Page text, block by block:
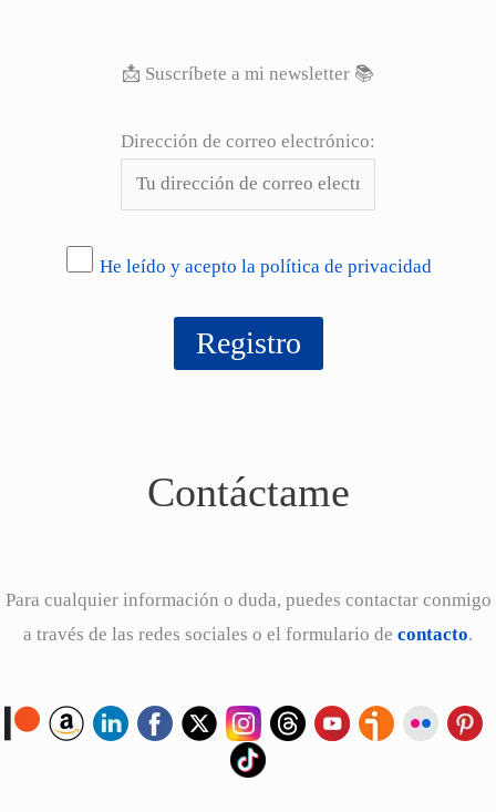
📩 Suscríbete a mi newsletter 📚
Dirección de correo electrónico:
He leído y acepto la política de privacidad
Contáctame
Para cualquier información o duda, puedes contactar conmigo
a través de las redes sociales o el formulario de contacto.